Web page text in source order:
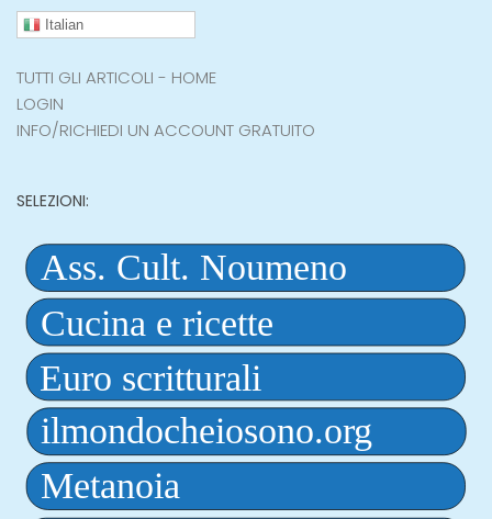
Italian
TUTTI GLI ARTICOLI - HOME
LOGIN
INFO/RICHIEDI UN ACCOUNT GRATUITO
SELEZIONI: